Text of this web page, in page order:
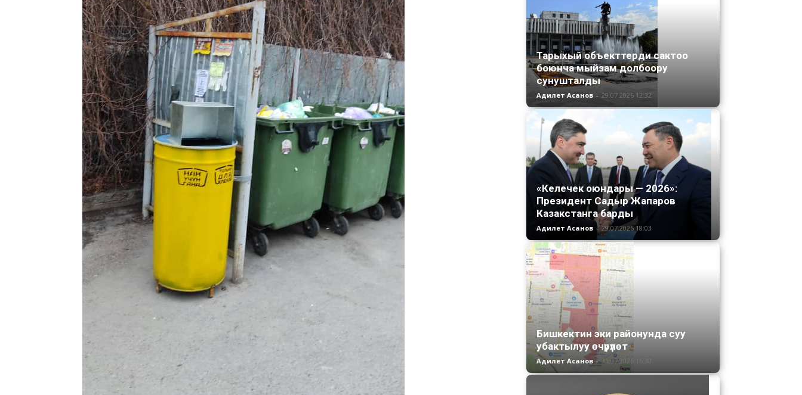
Тарыхый объекттерди сактоо
боюнча мыйзам долбоору
сунушталды
Адилет Асанов - 29.07.2026 12:32
«Келечек оюндары — 2026»:
Президент Садыр Жапаров
Казакстанга барды
Адилет Асанов - 29.07.2026 18:03
Бишкектин эки районунда суу
убактылуу өчүрүлөт
Адилет Асанов - 31.07.2026 16:30